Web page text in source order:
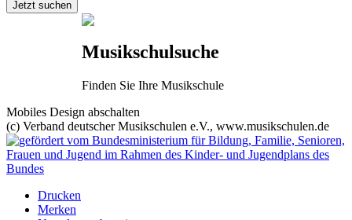
Musikschulsuche
Finden Sie Ihre Musikschule
Mobiles Design abschalten
(c) Verband deutscher Musikschulen e.V., www.musikschulen.de
Drucken
Merken